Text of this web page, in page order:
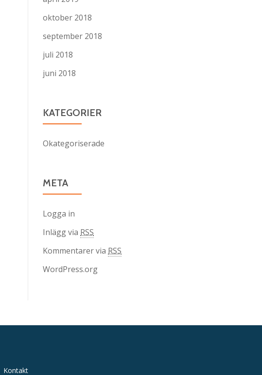
oktober 2018
september 2018
juli 2018
juni 2018
KATEGORIER
Okategoriserade
META
Logga in
Inlägg via RSS
Kommentarer via RSS
WordPress.org
Kontakt